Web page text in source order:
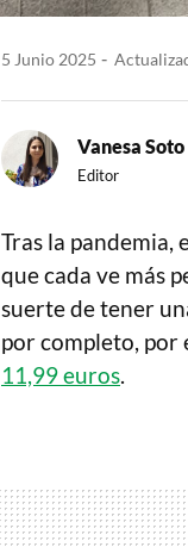
5 Junio 2025
Vanesa Soto
Editor
Tras la pandemia,
que cada ve más
suerte de tener
por completo, por
11,99 euros.